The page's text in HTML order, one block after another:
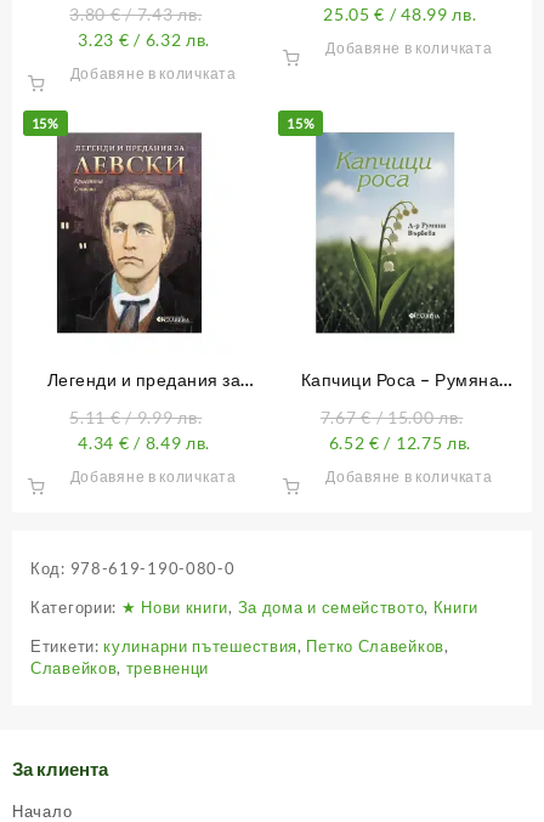
3.80€/ 7.43 лв.
3.23 € / 6.32 лв.
Добавяне в количката
25.05€ / 48.99 лв.
Добавяне в количката
15%
Легенди и предания за
5.11€/ 9.99 лв.
4.34 € / 8.49 лв.
Добавяне в количката
15%
Капчици Роса – Румяна
7.67€/ 15.00 лв.
6.52€ / 12.75 лв.
Добавяне в количката
Код: 978-619-190-080-0
Категории: ★ Нови книги, За дома и семейството, Книги
Етикети:кулинарни пътешествия, Петко Славейков,
Славейков, тревненци
За клиента
Начало